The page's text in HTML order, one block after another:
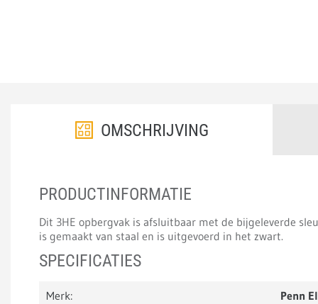
OMSCHRIJVING
PRODUCTINFORMATIE
Dit 3HE opbergvak is afsluitbaar met de bijgeleverde
is gemaakt van staal en is uitgevoerd in het zwart.
SPECIFICATIES
Merk:
Penn